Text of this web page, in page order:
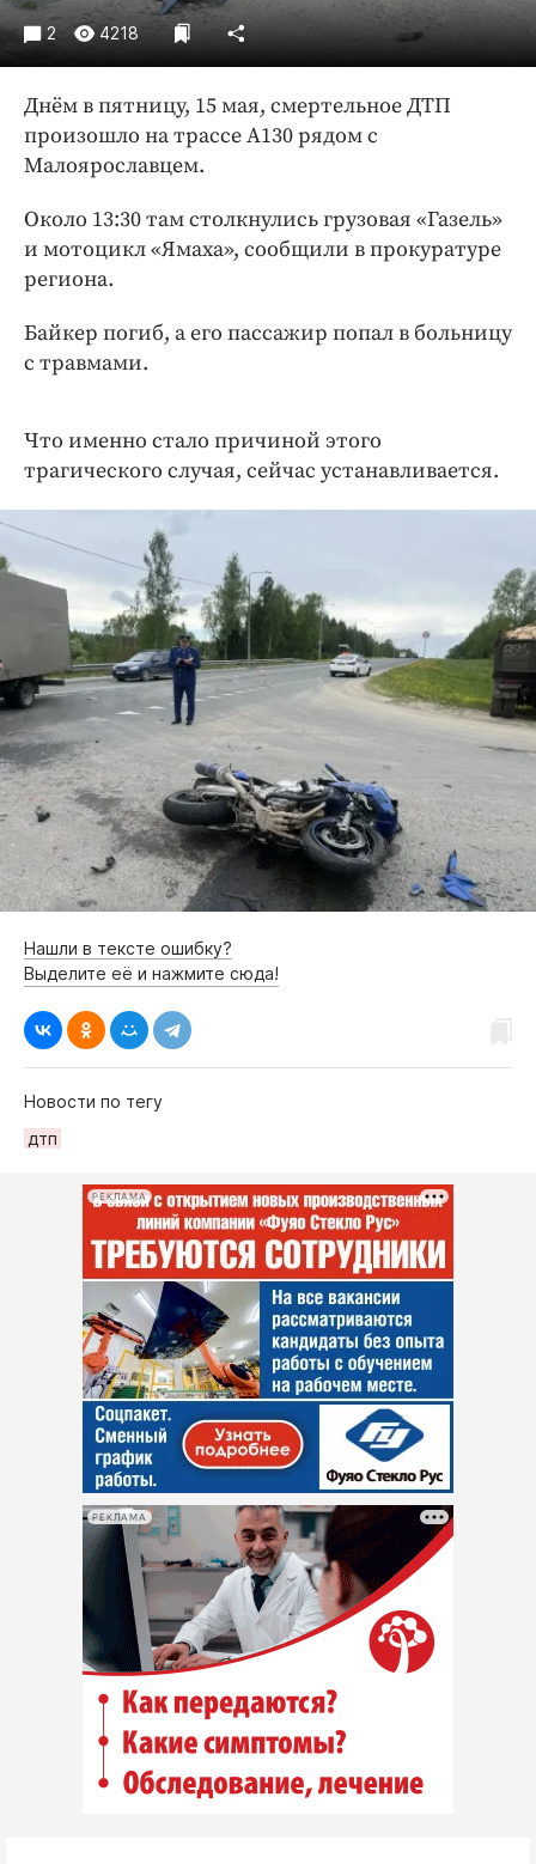
Спорт
Экономика и бизнес
ПРОЕКТЫ
Медиаперсона
Интересное чтиво
Бренд года
Работодатель года
2 4218
Днём в пятницу, 15 мая, смертельное ДТП
произошло на трассе А130 рядом с
Малоярославцем.
Около 13:30 там столкнулись грузовая «Газель»
и мотоцикл «Ямаха», сообщили в прокуратуре
региона.
Байкер погиб, а его пассажир попал в больницу
с травмами.
Что именно стало причиной этого
трагического случая, сейчас устанавливается.
Нашли в тексте ошибку?
Выделите её и нажмите сюда!
Новости по тегу
дтп
РЕКЛАМА
РЕКЛАМА